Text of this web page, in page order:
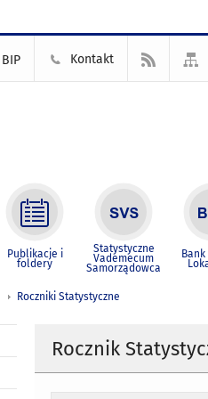
BIP Kontakt
Publikacje i
foldery
Statystyczne
Vademecum
Samorządowca
Roczniki Statystyczne
Rocznik